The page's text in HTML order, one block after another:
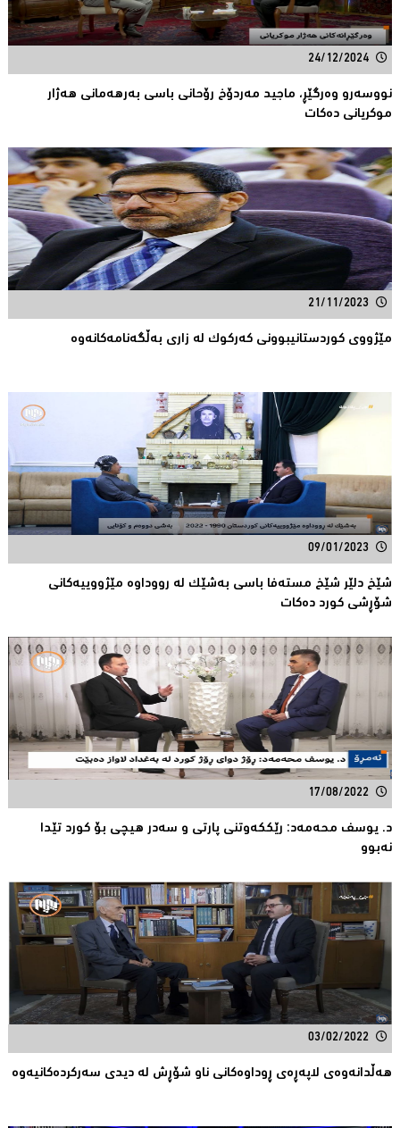
24/12/2024
نووسەرو وەرگێڕ، ماجید مەردۆخ رۆحانی باسی بەرهەمانی هەژار
موکریانی دەکات
21/11/2023
مێژووی کوردستانیبوونی کەرکوک لە زاری بەڵگەنامەکانەوە
09/01/2023
شێخ دلێر شێخ مستەفا باسی بەشێک لە رووداوە مێژووییەکانی
شۆڕشی کورد دەکات
17/08/2022
د. یوسف محەمەد: رێککەوتنی پارتی و سەدر هیچی بۆ کورد تێدا
نەبوو
03/02/2022
هەڵدانەوەى لاپەڕەى ڕوداوەکانی ناو شۆڕش لە دیدی سەرکردەکانیەوە ‌